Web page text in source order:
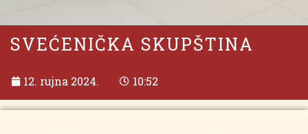
SVEĆENIČKA SKUPŠTINA
12. rujna 2024. 10:52